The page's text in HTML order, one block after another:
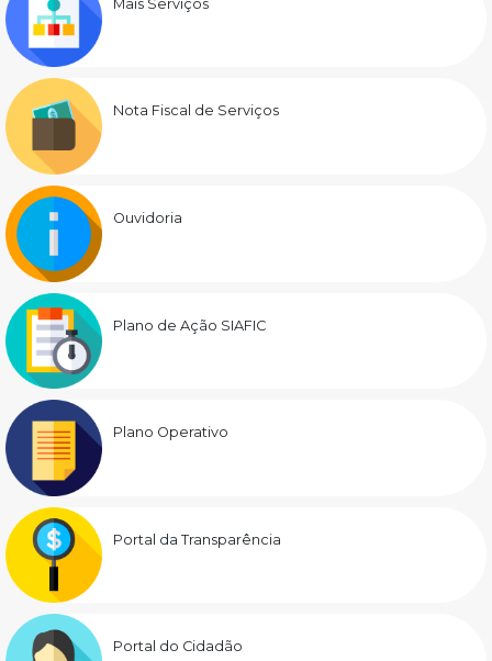
Mais Serviços
Nota Fiscal de Serviços
Ouvidoria
Plano de Ação SIAFIC
Plano Operativo
Portal da Transparência
Portal do Cidadão